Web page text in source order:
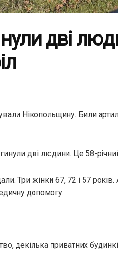
дві
Нікопольщину. Били
дві людини. Це 58-
Три жінки 67, 72 і 57 років.
допомогу.
декілька приватних